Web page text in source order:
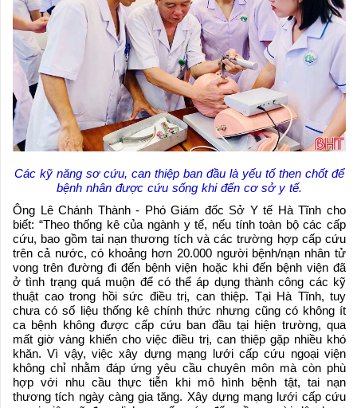
Các kỹ năng sơ cứu, can thiệp ban đầu là yếu tố then chốt để
bệnh nhân được cứu sống khi đến cơ sở y tế.
Ông Lê Chánh Thành - Phó Giám đốc Sở Y tế Hà Tĩnh cho
biết: “Theo thống kê của ngành y tế, nếu tính toàn bộ các cấp
cứu, bao gồm tai nạn thương tích và các trường hợp cấp cứu
trên cả nước, có khoảng hơn 20.000 người bệnh/nạn nhân tử
vong trên đường đi đến bệnh viện hoặc khi đến bệnh viện đã
ở tình trạng quá muộn để có thể áp dụng thành công các kỹ
thuật cao trong hồi sức điều trị, can thiệp. Tại Hà Tĩnh, tuy
chưa có số liệu thống kê chính thức nhưng cũng có không ít
ca bệnh không được cấp cứu ban đầu tại hiện trường, qua
mất giờ vàng khiến cho việc điều trị, can thiệp gặp nhiều khó
khăn. Vì vậy, việc xây dựng mạng lưới cấp cứu ngoại viện
không chỉ nhằm đáp ứng yêu cầu chuyên môn mà còn phù
hợp với nhu cầu thực tiễn khi mô hình bệnh tật, tai nạn
thương tích ngày càng gia tăng. Xây dựng mạng lưới cấp cứu